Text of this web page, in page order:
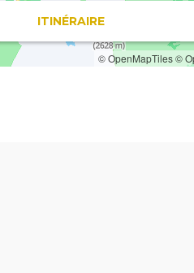
ITINÉRAIRE
© OpenMapTiles©